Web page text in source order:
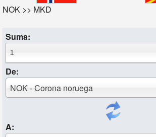
NOK >> MKD
Suma:
De:
NOK - Corona noruega
A: